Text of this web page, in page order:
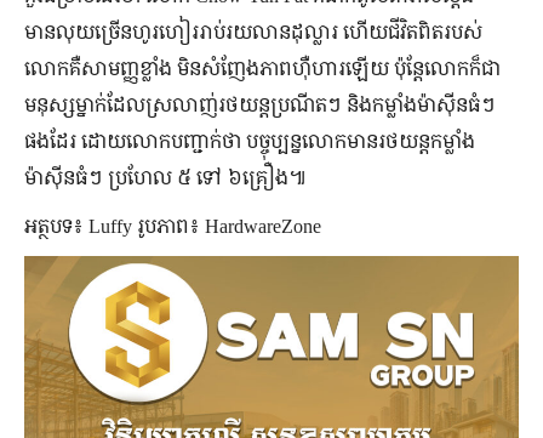
មានលុយច្រើនហូរហៀររាប់រយលានដុល្លារ ហើយជីវិតពិតរបស់
លោកគឺសាមញ្ញខ្លាំង មិនសំញែងភាពហ៊ឺហារឡើយ ប៉ុន្តែលោកក៏ជា
មនុស្សម្នាក់ដែលស្រលាញ់រថយន្តប្រណីតៗ និងកម្លាំងម៉ាស៊ីនធំៗ
ផងដែរ ដោយលោកបញ្ជាក់ថា បច្ចុប្បន្នលោកមានរថយន្តកម្លាំង
ម៉ាស៊ីនធំៗ ប្រហែល ៥ ទៅ ៦គ្រឿង៕
អត្ថបទ៖ Luffy រូបភាព៖ HardwareZone